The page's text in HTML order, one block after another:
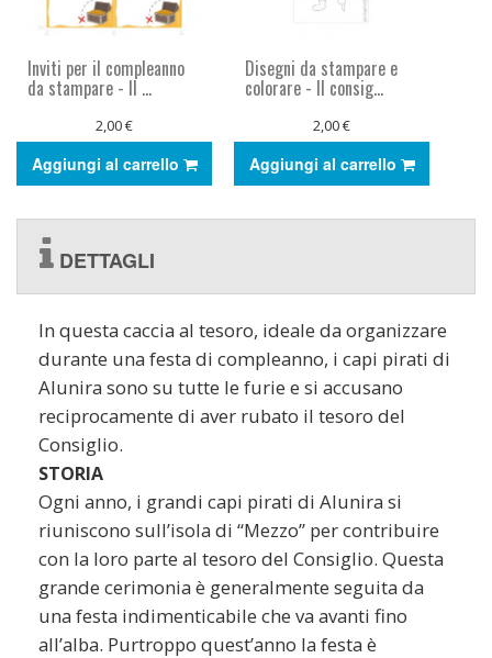
Inviti per il compleanno
da stampare - Il ...
2,00 €
Aggiungi al carrello
Disegni da stampare e
colorare - Il consig...
2,00 €
Aggiungi al carrello
DETTAGLI
In questa caccia al tesoro, ideale da organizzare
durante una festa di compleanno, i capi pirati di
Alunira sono su tutte le furie e si accusano
reciprocamente di aver rubato il tesoro del
Consiglio.
STORIA
Ogni anno, i grandi capi pirati di Alunira si
riuniscono sull’isola di “Mezzo” per contribuire
con la loro parte al tesoro del Consiglio. Questa
grande cerimonia è generalmente seguita da
una festa indimenticabile che va avanti fino
all’alba. Purtroppo quest’anno la festa è